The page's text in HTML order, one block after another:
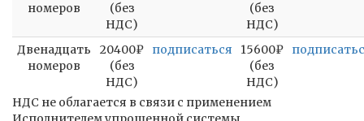
номеров
(без
НДС)
(без
НДС)
Двенадцать
номеров
20400₽
(без
НДС)
подписаться
15600₽
(без
НДС)
НДС не облагается в связи с применением